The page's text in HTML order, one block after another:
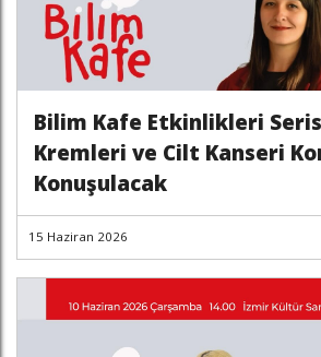
Bilim Kafe Etkinlikleri
Kremleri ve Cilt Kanseri
Konuşulacak
15 Haziran 2026